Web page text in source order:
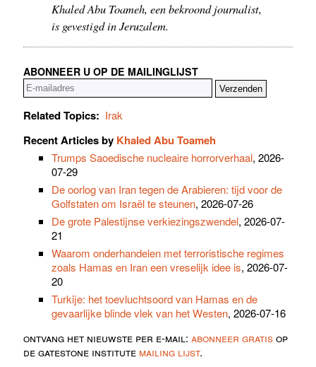
Khaled Abu Toameh, een bekroond journalist,
is gevestigd in Jeruzalem.
ABONNEER U OP DE MAILINGLIJST
Related Topics: Irak
Recent Articles by Khaled Abu Toameh
Trumps Saoedische nucleaire horrorverhaal, 2026-
07-29
De oorlog van Iran tegen de Arabieren: tijd voor de
Golfstaten om Israël te steunen, 2026-07-26
De grote Palestijnse verkiezingszwendel, 2026-07-
21
Waarom onderhandelen met terroristische regimes
zoals Hamas en Iran een vreselijk idee is, 2026-07-
20
Turkije: het toevluchtsoord van Hamas en de
gevaarlijke blinde vlek van het Westen, 2026-07-16
ontvang het nieuwste per e-mail: abonneer gratisop
de gatestone institute mailing lijst.